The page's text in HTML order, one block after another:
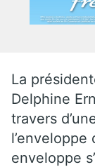
La
Delphine
travers
enveloppe